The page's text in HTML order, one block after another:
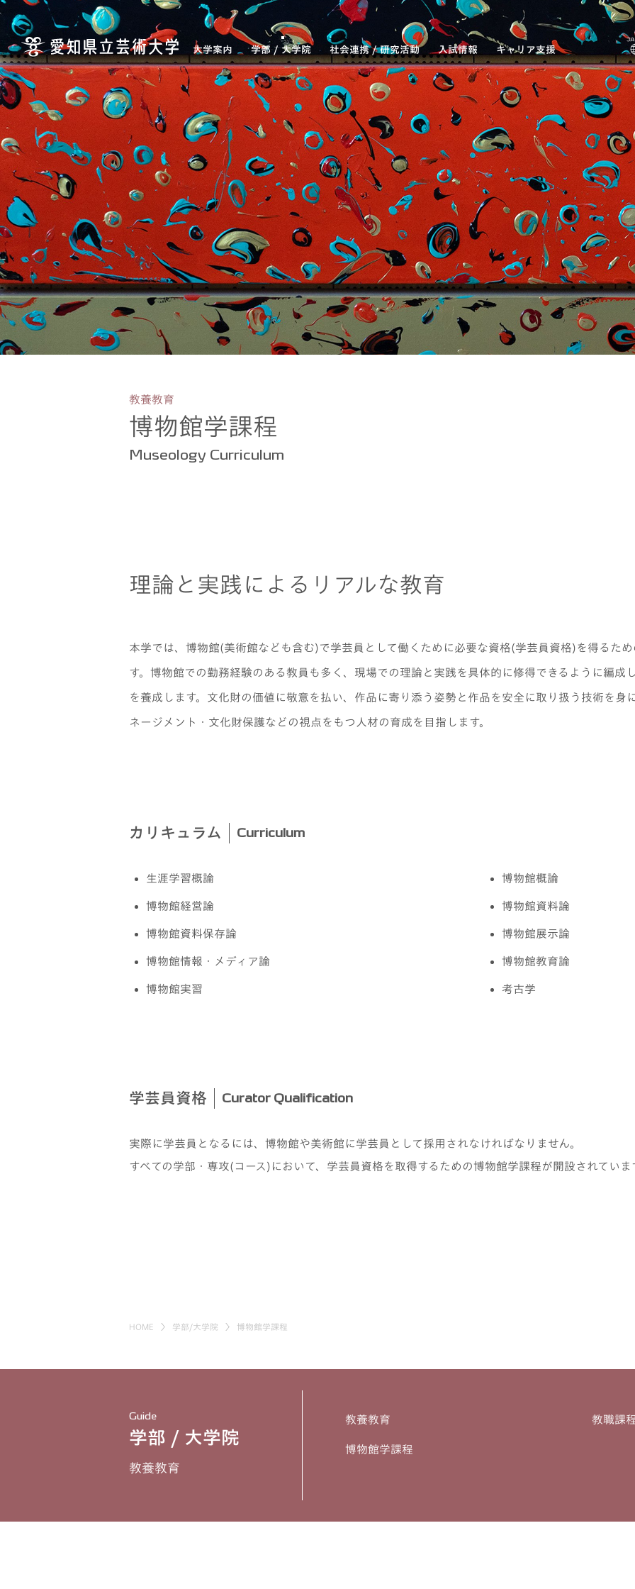
大学案内 学部 / 大学院 社会連携 / 研究活動 入試情報 キャリア支援
教養教育
博物館学課程
Museology Curriculum
理論と実践によるリアルな教育
本学では、博物館(美術館なども含む)で学芸員として働くために必要な資格(学芸員資格)を得るた
す。博物館での勤務経験のある教員も多く、現場での理論と実践を具体的に修得できるように編成
を養成します。文化財の価値に敬意を払い、作品に寄り添う姿勢と作品を安全に取り扱う技術を身
ネージメント・文化財保護などの視点をもつ人材の育成を目指します。
カリキュラム Curriculum
生涯学習概論 博物館概論
博物館経営論 博物館資料論
博物館資料保存論 博物館展示論
博物館情報・メディア論 博物館教育論
博物館実習 考古学
学芸員資格 Curator Qualification
実際に学芸員となるには、博物館や美術館に学芸員として採用されなければなりません。
すべての学部・専攻(コース)において、学芸員資格を取得するための博物館学課程が開設されていま
HOME 学部/大学院 博物館学課程
Guide
学部 / 大学院
教養教育
教養教育 教職課
博物館学課程